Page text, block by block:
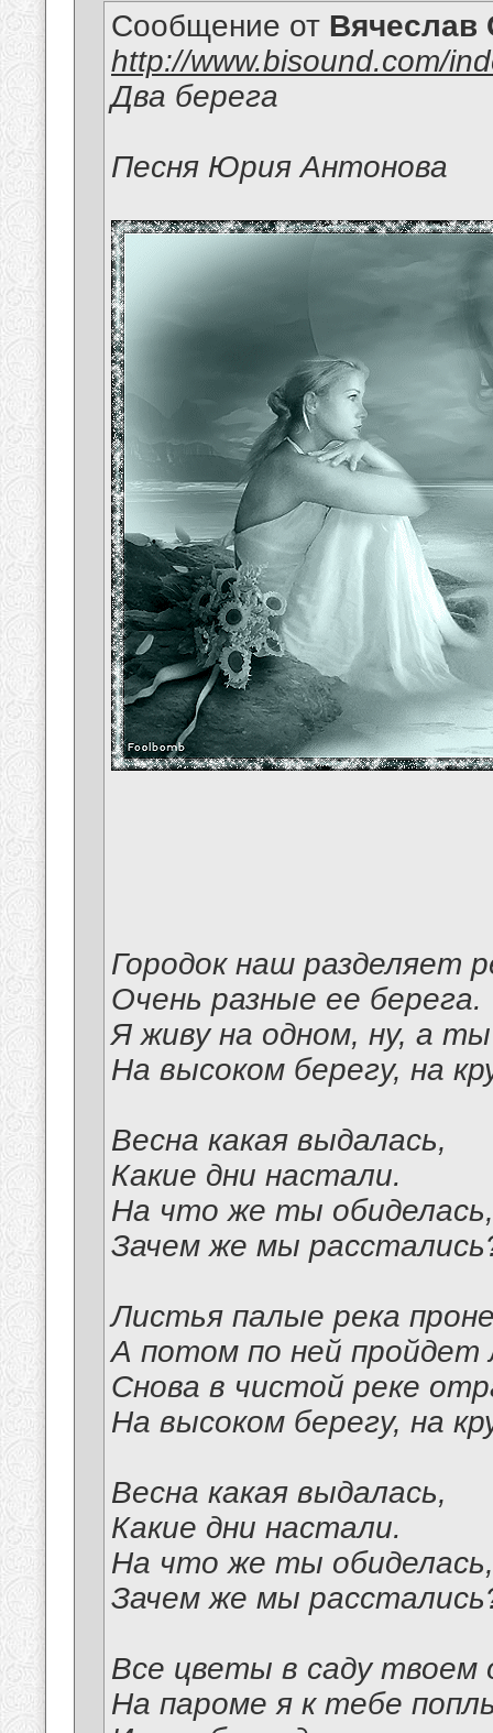
Сообщение от Вячеслав
http://www.bisound.com/
Два берега
Песня Юрия Антонова
Городок наш разделяет
Очень разные ее берега.
Я живу на одном, ну, а
На высоком берегу, на
Весна какая выдалась,
Какие дни настали.
На что же ты обиделась,
Зачем же мы
Листья палые река
А потом по ней пройдет
Снова в чистой реке
На высоком берегу, на
Весна какая выдалась,
Какие дни настали.
На что же ты обиделась,
Зачем же мы
Все цветы в саду твоем
На пароме я к тебе